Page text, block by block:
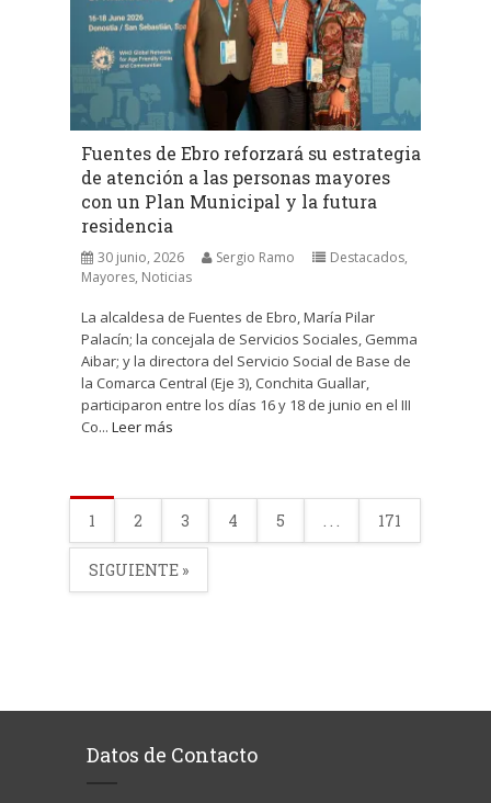
Fuentes de Ebro reforzará su estrategia
de atención a las personas mayores
con un Plan Municipal y la futura
residencia
30 junio, 2026 Sergio Ramo Destacados,
Mayores, Noticias
La alcaldesa de Fuentes de Ebro, María Pilar
Palacín; la concejala de Servicios Sociales, Gemma
Aibar; y la directora del Servicio Social de Base de
la Comarca Central (Eje 3), Conchita Guallar,
participaron entre los días 16 y 18 de junio en el III
Co... Leer más
1 2 3 4 5 . . . 171
SIGUIENTE »
Datos de Contacto